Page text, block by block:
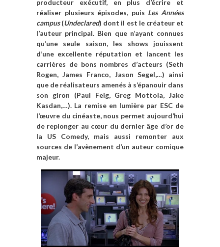
producteur exécutif, en plus d’écrire et
réaliser plusieurs épisodes, puis Les Années
campus(Undeclared) dont il est le créateur et
l’auteur principal. Bien que n’ayant connues
qu’une seule saison, les shows jouissent
d’une excellente réputation et lancent les
carrières de bons nombres d’acteurs (Seth
Rogen, James Franco, Jason Segel,…) ainsi
que de réalisateurs amenés à s’épanouir dans
son giron (Paul Feig, Greg Mottola, Jake
Kasdan,…). La remise en lumière par ESC de
l’œuvre du cinéaste, nous permet aujourd’hui
de replonger au cœur du dernier âge d’or de
la US Comedy, mais aussi remonter aux
sources de l’avènement d’un auteur comique
majeur.